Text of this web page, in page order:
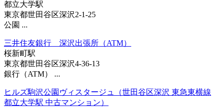
都立大学駅
東京都世田谷区深沢2-1-25
公園 ...
三井住友銀行 深沢出張所（ATM）
桜新町駅
東京都世田谷区深沢4-36-13
銀行（ATM） ...
ヒルズ駒沢公園ヴィスタージュ（世田谷区深沢 東急東横線
都立大学駅 中古マンション）